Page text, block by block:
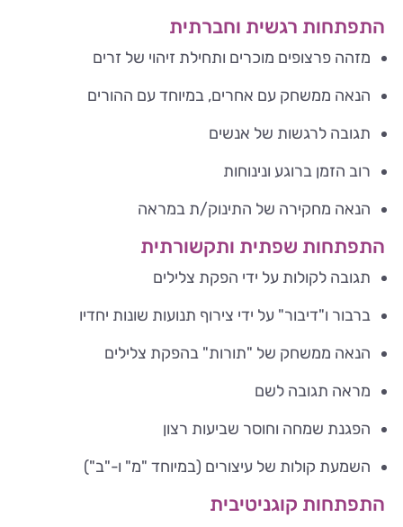
התפתחות רגשית וחברתית
מזהה פרצופים מוכרים ותחילת זיהוי של זרים
הנאה ממשחק עם אחרים, במיוחד עם ההורים
תגובה לרגשות של אנשים
רוב הזמן ברוגע ונינוחות
הנאה מחקירה של התינוק/ת במראה
התפתחות שפתית ותקשורתית
תגובה לקולות על ידי הפקת צלילים
ברבור ו"דיבור" על ידי צירוף תנועות שונות יחדיו
הנאה ממשחק של "תורות" בהפקת צלילים
מראה תגובה לשם
הפגנת שמחה וחוסר שביעות רצון
השמעת קולות של עיצורים (במיוחד "מ" ו-"ב")
התפתחות קוגניטיבית